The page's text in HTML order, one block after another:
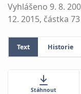
Vyhlášeno 9. 8.
12. 2015, částka
Text Historie
Stáhnout